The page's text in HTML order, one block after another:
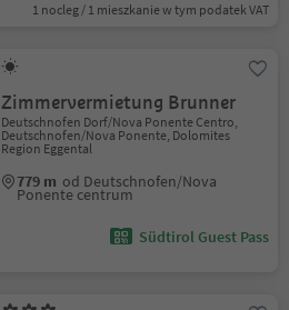
1 nocleg / 1 mieszkanie w tym podatek VAT
Zimmervermietung Brunner
Deutschnofen Dorf/Nova Ponente Centro,
Deutschnofen/Nova Ponente, Dolomites
Region Eggental
779 m od Deutschnofen/Nova
Ponente centrum
Südtirol Guest Pass